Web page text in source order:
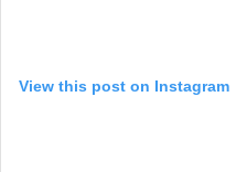
View this post on Instagram